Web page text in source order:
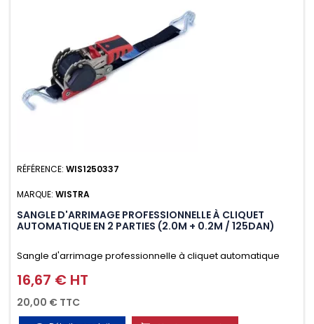
RÉFÉRENCE: WIS1250337
MARQUE: WISTRA
SANGLE D'ARRIMAGE PROFESSIONNELLE À CLIQUET
AUTOMATIQUE EN 2 PARTIES (2.0M + 0.2M / 125DAN)
Sangle d'arrimage professionnelle à cliquet automatique
avec crochet deux doigts soudés en J en 2 parties (2.0M +
0.2M / 125daN), simple et rapide d'utilisation. Permet
d'arrimer et de sécuriser vos chargements pendant le
Prix
16,67 € HT
20,00 € TTC